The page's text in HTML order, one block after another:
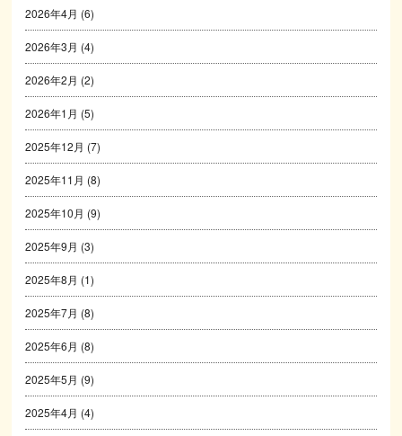
2026年4月 (6)
2026年3月 (4)
2026年2月 (2)
2026年1月 (5)
2025年12月 (7)
2025年11月 (8)
2025年10月 (9)
2025年9月 (3)
2025年8月 (1)
2025年7月 (8)
2025年6月 (8)
2025年5月 (9)
2025年4月 (4)